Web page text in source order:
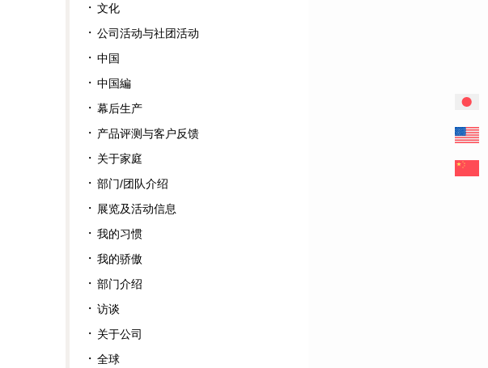
文化
公司活动与社团活动
中国
中国編
幕后生产
产品评测与客户反馈
关于家庭
部门/团队介绍
展览及活动信息
我的习惯
我的骄傲
部门介绍
访谈
关于公司
全球